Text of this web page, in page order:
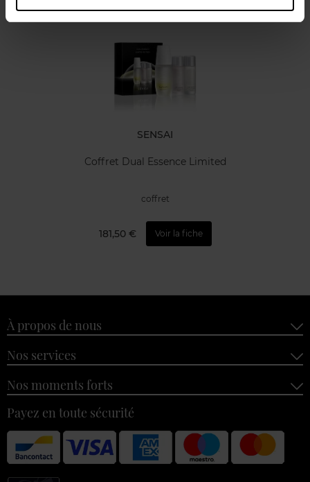
SENSAI
Coffret Dual Essence Limited
coffret
181,50 € Voir la fiche
À propos de nous
Nos services
Nos moments forts
Payez en toute sécurité